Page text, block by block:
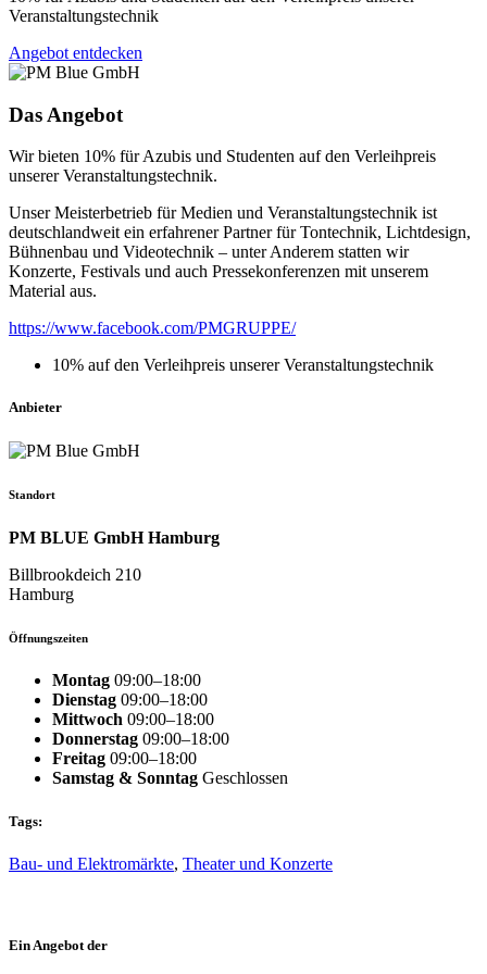
Veranstaltungstechnik
Angebot entdecken
Das Angebot
Wir bieten 10% für Azubis und Studenten auf den Verleihpreis
unserer Veranstaltungstechnik.
Unser Meisterbetrieb für Medien und Veranstaltungstechnik ist
deutschlandweit ein erfahrener Partner für Tontechnik, Lichtdesign,
Bühnenbau und Videotechnik – unter Anderem statten wir
Konzerte, Festivals und auch Pressekonferenzen mit unserem
Material aus.
https://www.facebook.com/PMGRUPPE/
10% auf den Verleihpreis unserer Veranstaltungstechnik
Anbieter
Standort
PM BLUE GmbH Hamburg
Billbrookdeich 210
Hamburg
Öffnungszeiten
Montag 09:00–18:00
Dienstag 09:00–18:00
Mittwoch 09:00–18:00
Donnerstag 09:00–18:00
Freitag 09:00–18:00
Samstag & Sonntag Geschlossen
Tags:
Bau- und Elektromärkte, Theater und Konzerte
Ein Angebot der